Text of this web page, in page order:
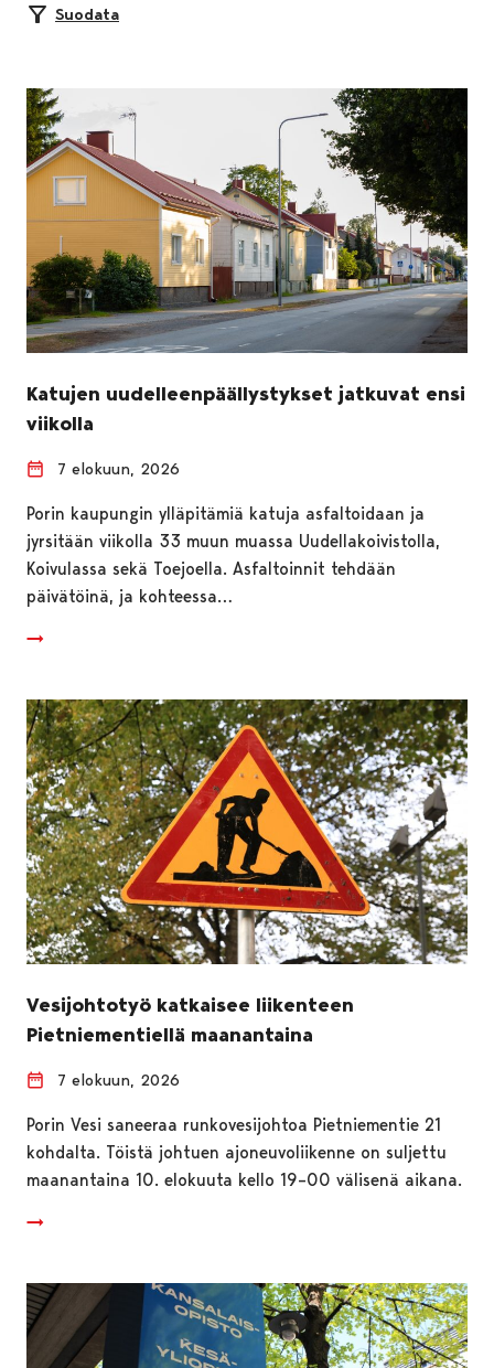
Suodata
Katujen uudelleenpäällystykset jatkuvat ensi
viikolla
7 elokuun, 2026
Porin kaupungin ylläpitämiä katuja asfaltoidaan ja
jyrsitään viikolla 33 muun muassa Uudellakoivistolla,
Koivulassa sekä Toejoella. Asfaltoinnit tehdään
päivätöinä, ja kohteessa…
Vesijohtotyö katkaisee liikenteen
Pietniementiellä maanantaina
7 elokuun, 2026
Porin Vesi saneeraa runkovesijohtoa Pietniementie 21
kohdalta. Töistä johtuen ajoneuvoliikenne on suljettu
maanantaina 10. elokuuta kello 19–00 välisenä aikana.